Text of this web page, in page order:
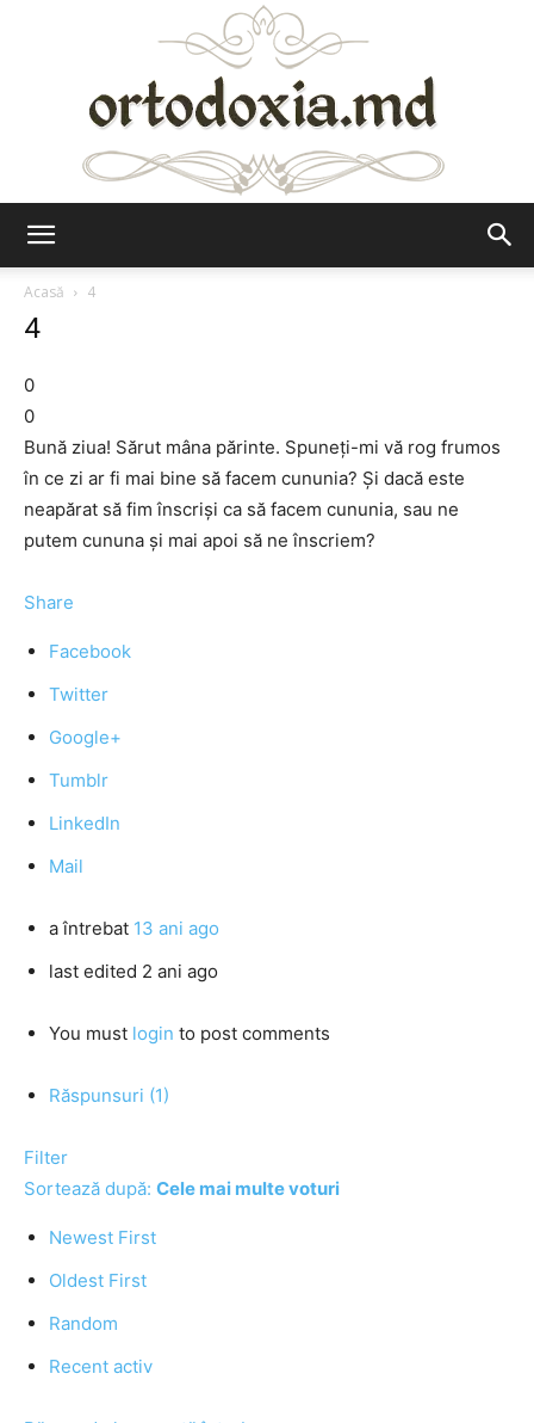
Acasă
4
4
0
0
Bună ziua! Sărut mâna părinte. Spuneți-mi vă rog frumos
în ce zi ar fi mai bine să facem cununia? Și dacă este
neapărat să fim înscriși ca să facem cununia, sau ne
putem cununa și mai apoi să ne înscriem?
Share
Facebook
Twitter
Google+
Tumblr
LinkedIn
Mail
a întrebat 13 ani ago
last edited 2 ani ago
You must login to post comments
Răspunsuri (1)
Filter
Sortează după: Cele mai multe voturi
Newest First
Oldest First
Random
Recent activ